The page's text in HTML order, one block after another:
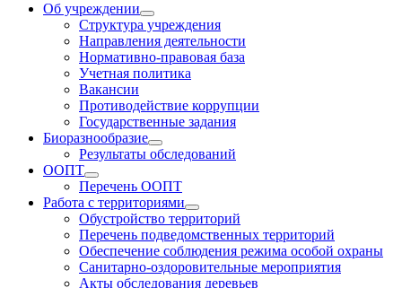
Об учреждении
Структура учреждения
Направления деятельности
Нормативно-правовая база
Учетная политика
Вакансии
Противодействие коррупции
Государственные задания
Биоразнообразие
Результаты обследований
ООПТ
Перечень ООПТ
Работа с территориями
Обустройство территорий
Перечень подведомственных территорий
Обеспечение соблюдения режима особой охраны
Санитарно-оздоровительные мероприятия
Акты обследования деревьев